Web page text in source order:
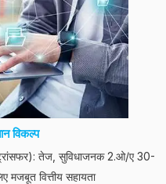
विकल्प
ट्रांसफर): तेज, सुविधाजनक 2.ओ/ए 30-
वित्तीय सहायता